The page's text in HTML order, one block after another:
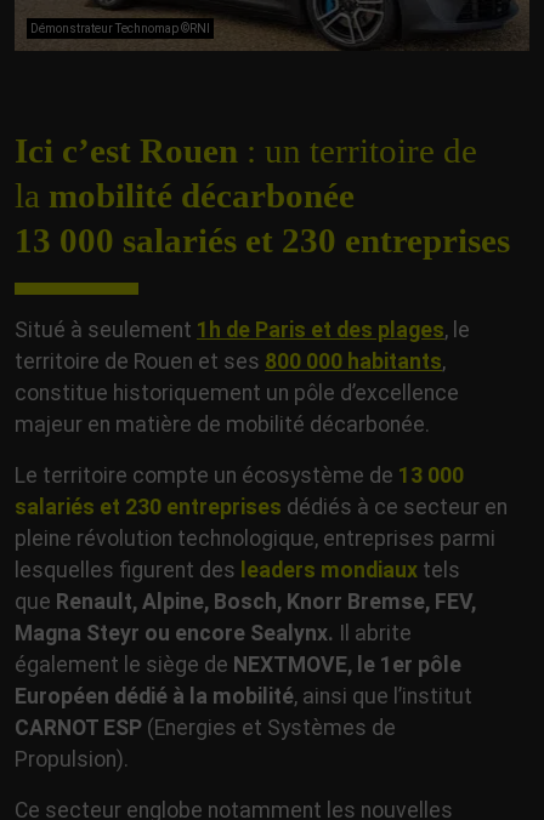
Démonstrateur Technomap ©RNI
Ici c’est Rouen : un territoire de
la mobilité décarbonée
13 000 salariés et 230 entreprises
Situé à seulement 1h de Paris et des plages, le
territoire de Rouen et ses 800 000 habitants,
constitue historiquement un pôle d’excellence
majeur en matière de mobilité décarbonée.
Le territoire compte un écosystème de 13 000
salariés et 230 entreprises dédiés à ce secteur en
pleine révolution technologique, entreprises parmi
lesquelles figurent des leaders mondiaux tels
que Renault, Alpine, Bosch, Knorr Bremse, FEV,
Magna Steyr ou encore Sealynx. Il abrite
également le siège de NEXTMOVE, le 1er pôle
Européen dédié à la mobilité, ainsi que l’institut
CARNOT ESP (Energies et Systèmes de
Propulsion).
Ce secteur englobe notamment les nouvelles